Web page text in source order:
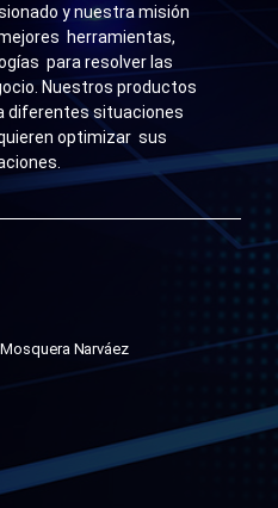
y nuestra misión
herramientas,
para resolver las
Nuestros productos
diferentes situaciones
optimizar sus
Narváez